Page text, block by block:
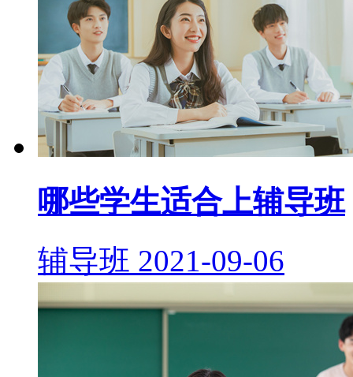
哪些学生适合上辅导班
辅导班 2021-09-06